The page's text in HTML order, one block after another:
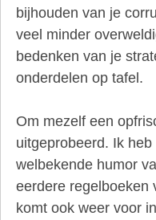
bijhouden van je
veel minder
bedenken van je
onderdelen op tafel.
Om mezelf een
uitgeprobeerd. Ik
welbekende humor
eerdere regelboeken
komt ook weer voor